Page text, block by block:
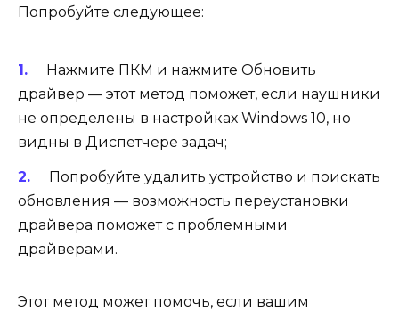
Попробуйте следующее:
Нажмите ПКМ и нажмите Обновить
драйвер — этот метод поможет, если наушники
не определены в настройках Windows 10, но
видны в Диспетчере задач;
Попробуйте удалить устройство и поискать
обновления — возможность переустановки
драйвера поможет с проблемными
драйверами.
Этот метод может помочь, если вашим